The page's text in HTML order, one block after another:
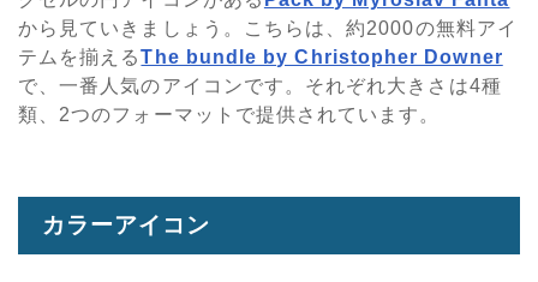
から見ていきましょう。こちらは、約2000の無料アイ
テムを揃えるThe bundle by Christopher Downer
で、一番人気のアイコンです。それぞれ大きさは4種
類、2つのフォーマットで提供されています。
カラーアイコン